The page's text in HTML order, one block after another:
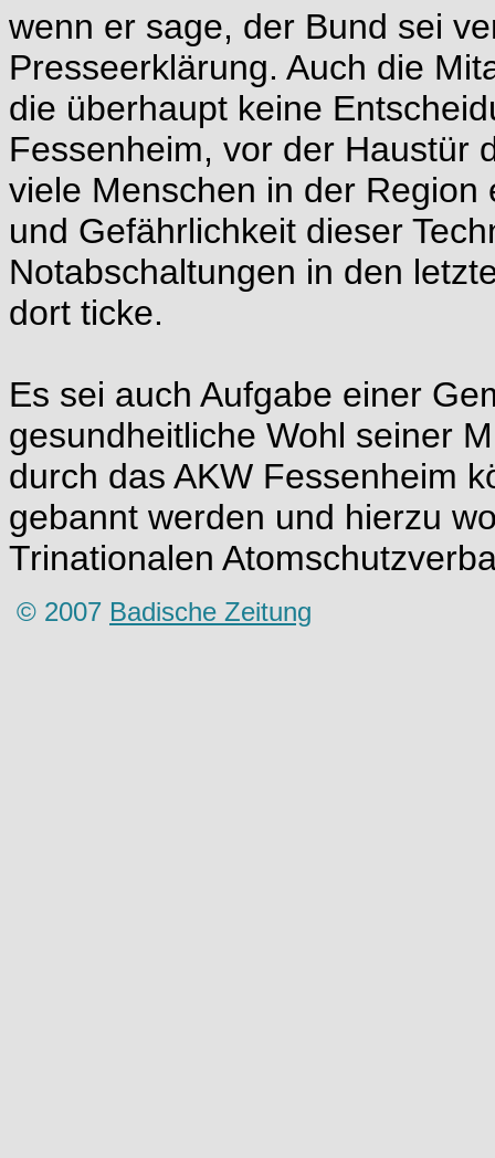
wenn er sage, der Bund sei
Presseerklärung. Auch die
die überhaupt keine
Fessenheim, vor der Haustür
viele Menschen in der
und Gefährlichkeit dieser
Notabschaltungen in den
dort ticke.
Es sei auch Aufgabe einer
gesundheitliche Wohl seiner
durch das AKW Fessenheim
gebannt werden und hierzu
Trinationalen
© 2007 Badische Zeitung